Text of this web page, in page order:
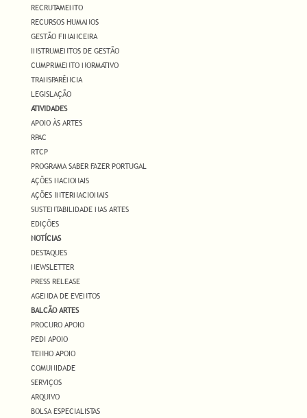
RECRUTAMENTO
RECURSOS HUMANOS
GESTÃO FINANCEIRA
INSTRUMENTOS DE GESTÃO
CUMPRIMENTO NORMATIVO
TRANSPARÊNCIA
LEGISLAÇÃO
ATIVIDADES
APOIO ÀS ARTES
RPAC
RTCP
PROGRAMA SABER FAZER PORTUGAL
AÇÕES NACIONAIS
AÇÕES INTERNACIONAIS
SUSTENTABILIDADE NAS ARTES
EDIÇÕES
NOTÍCIAS
DESTAQUES
NEWSLETTER
PRESS RELEASE
AGENDA DE EVENTOS
BALCÃO ARTES
PROCURO APOIO
PEDI APOIO
TENHO APOIO
COMUNIDADE
SERVIÇOS
ARQUIVO
BOLSA ESPECIALISTAS